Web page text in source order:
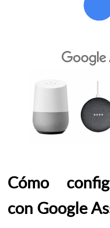
Cómo
con Google